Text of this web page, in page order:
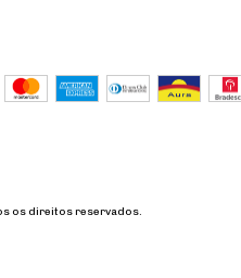
os direitos reservados.